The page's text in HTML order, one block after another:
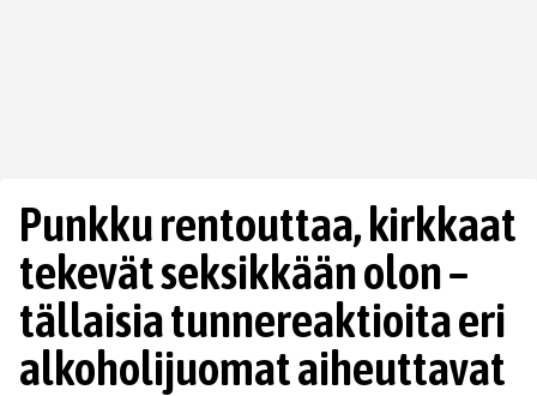
Punkku rentouttaa, kirkkaat
tekevät seksikkään olon –
tällaisia tunnereaktioita eri
alkoholijuomat aiheuttavat